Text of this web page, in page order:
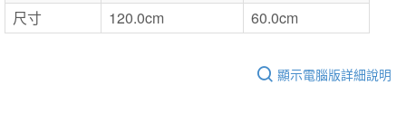
每筆NT$65，滿NT$1,000(含以上)免運費
尺寸
120.0cm 60.0cm
顯示電腦版詳細說明